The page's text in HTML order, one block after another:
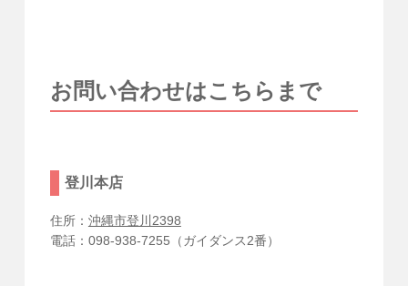
お問い合わせはこちらまで
登川本店
住所： 沖縄市登川2398
電話：098-938-7255（ガイダンス2番）